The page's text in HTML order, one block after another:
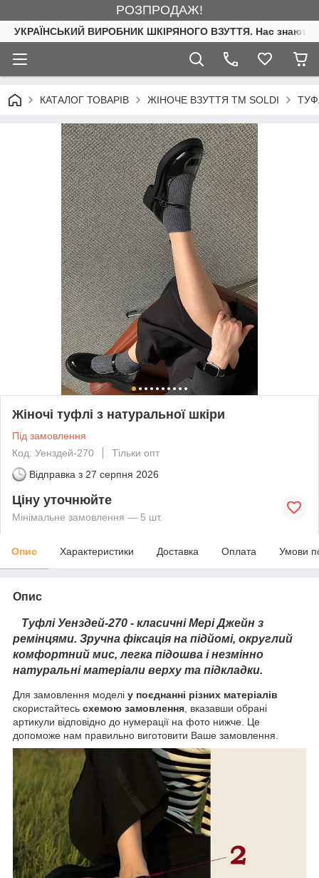
РОЗПРОДАЖ!
УКРАЇНСЬКИЙ ВИРОБНИК ШКІРЯНОГО ВЗУТТЯ. Нас знають.
КАТАЛОГ ТОВАРІВ ЖІНОЧЕ ВЗУТТЯ ТМ SOLDI
Жіночі туфлі з натуральної шкіри
Під замовлення
Код: Уенздей-270
Тільки опт
Відправка з 27 серпня 2026
Ціну уточнюйте
Мінімальне замовлення — 5 шт.
Опис Характеристики Доставка Оплата Умови
Опис
Туфлі Уенздей-270 - класичні Мері Джейн з
ремінцями. Зручна фіксація на підйомі, округлий
комфортний мис, легка підошва і незмінно
натуральні матеріали верху та підкладки.
Для замовлення моделі у поєднанні різних матеріалів
скористайтесь схемою замовлення, вказавши обрані
артикули відповідно до нумерації на фото нижче. Це
допоможе нам правильно виготовити Ваше замовлення.